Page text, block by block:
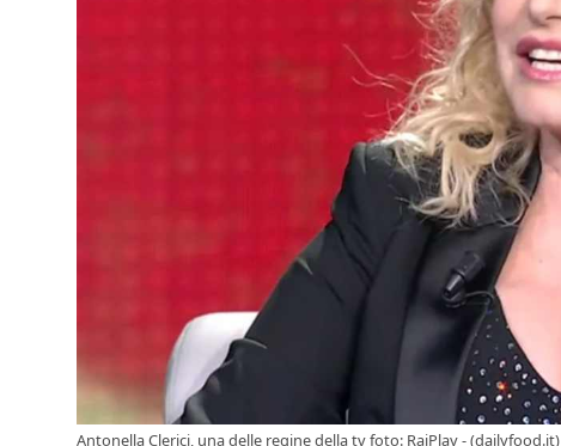
Antonella Clerici, una delle regine della tv foto: RaiPlay - (dailyfood.it)